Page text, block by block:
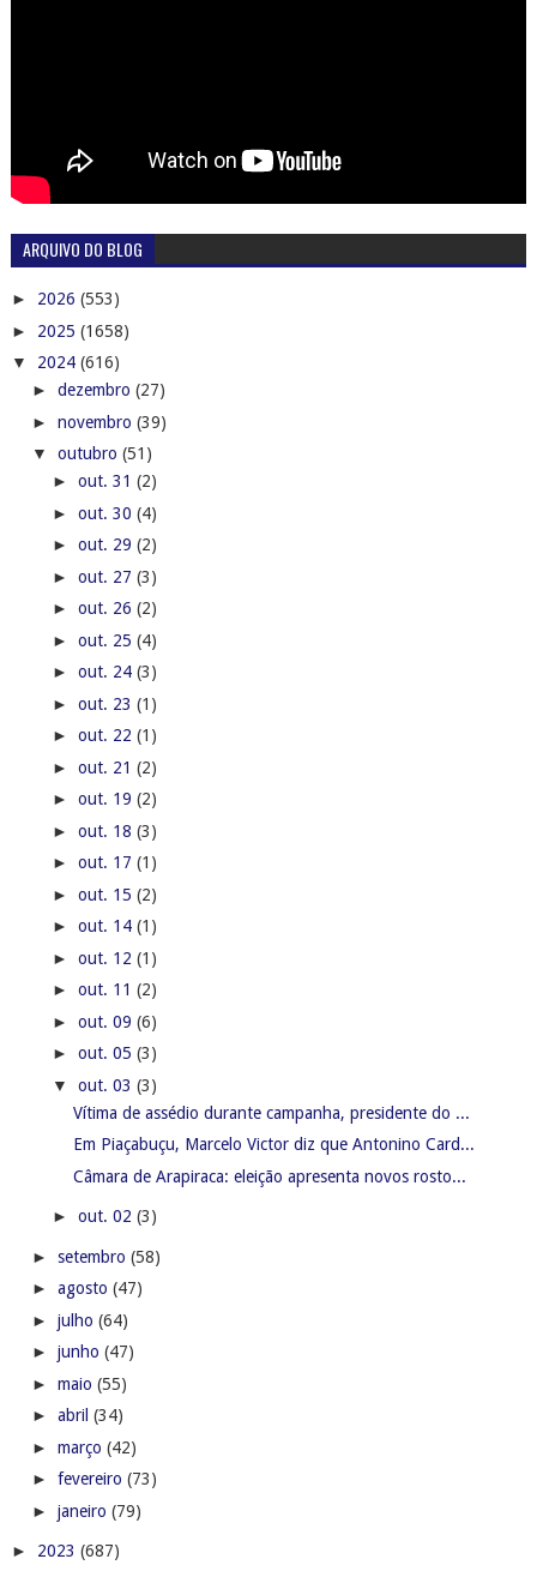
ARQUIVO DO BLOG
► 2026 (553)
► 2025 (1658)
▼ 2024 (616)
► dezembro (27)
► novembro (39)
▼ outubro (51)
► out. 31 (2)
► out. 30 (4)
► out. 29 (2)
► out. 27 (3)
► out. 26 (2)
► out. 25 (4)
► out. 24 (3)
► out. 23 (1)
► out. 22 (1)
► out. 21 (2)
► out. 19 (2)
► out. 18 (3)
► out. 17 (1)
► out. 15 (2)
► out. 14 (1)
► out. 12 (1)
► out. 11 (2)
► out. 09 (6)
► out. 05 (3)
▼ out. 03 (3)
Vítima de assédio durante campanha, presidente do ...
Em Piaçabuçu, Marcelo Victor diz que Antonino Card...
Câmara de Arapiraca: eleição apresenta novos rosto...
► out. 02 (3)
► setembro (58)
► agosto (47)
► julho (64)
► junho (47)
► maio (55)
► abril (34)
► março (42)
► fevereiro (73)
► janeiro (79)
► 2023 (687)